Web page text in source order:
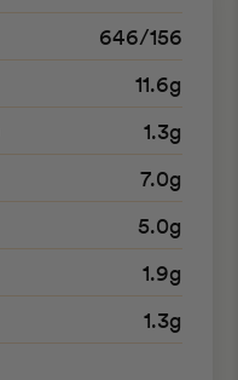
646/156
11.6g
1.3g
7.0g
5.0g
1.9g
1.3g